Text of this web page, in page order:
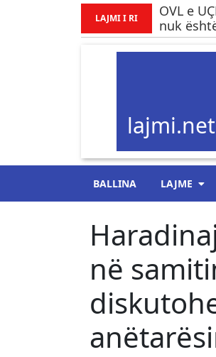
LAJMI I RI
OVL e
nuk
lajmi.net
BALLINA LAJME
në